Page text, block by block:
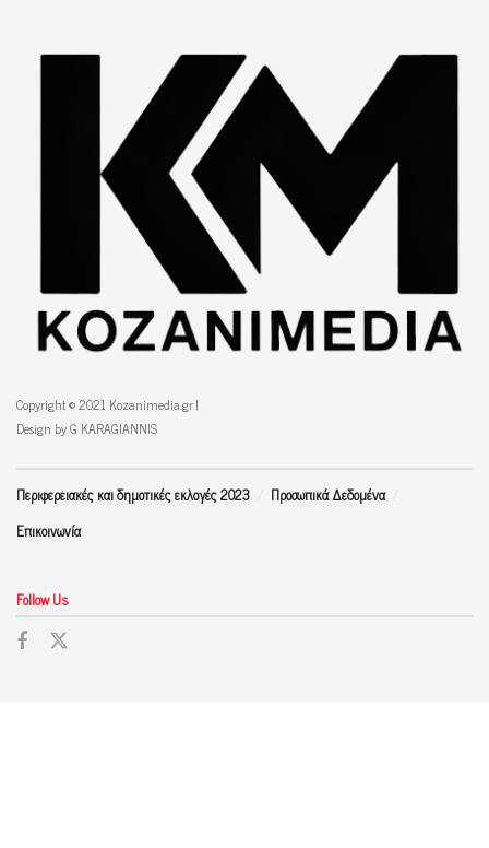
Copyright © 2021 Kozanimedia.gr |
Design by G KARAGIANNIS
Περιφερειακές και δημοτικές εκλογές 2023
Προσωπικά Δεδομένα
Επικοινωνία
Follow Us